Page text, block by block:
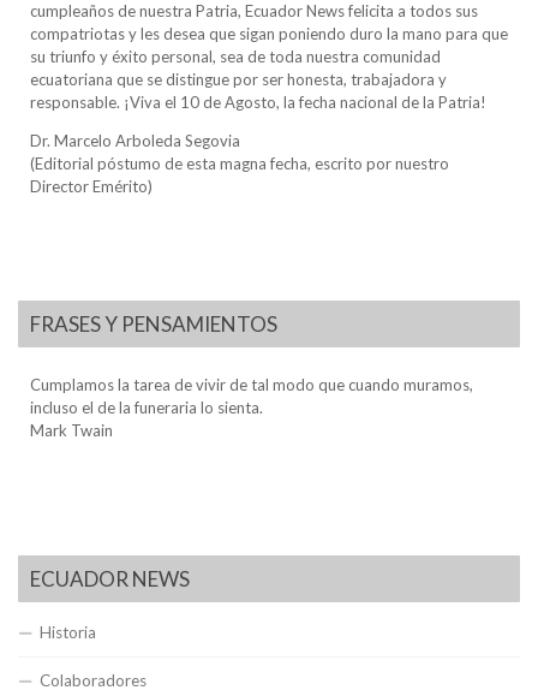
cumpleaños de nuestra Patria, Ecuador News felicita a todos sus
compatriotas y les desea que sigan poniendo duro la mano para que
su triunfo y éxito personal, sea de toda nuestra comunidad
ecuatoriana que se distingue por ser honesta, trabajadora y
responsable. ¡Viva el 10 de Agosto, la fecha nacional de la Patria!
Dr. Marcelo Arboleda Segovia
(Editorial póstumo de esta magna fecha, escrito por nuestro
Director Emérito)
FRASES Y PENSAMIENTOS
Cumplamos la tarea de vivir de tal modo que cuando muramos,
incluso el de la funeraria lo sienta.
Mark Twain
ECUADOR NEWS
Historia
Colaboradores